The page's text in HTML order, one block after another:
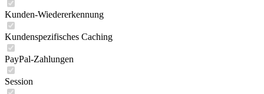
Kunden-Wiedererkennung
Kundenspezifisches Caching
PayPal-Zahlungen
Session